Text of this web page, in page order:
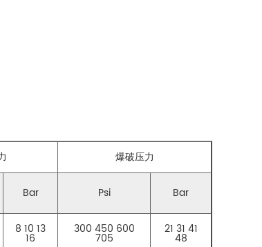
爆破压力
Bar Psi Bar
8 10 13
16
300 450 600
705
21 31 41
48